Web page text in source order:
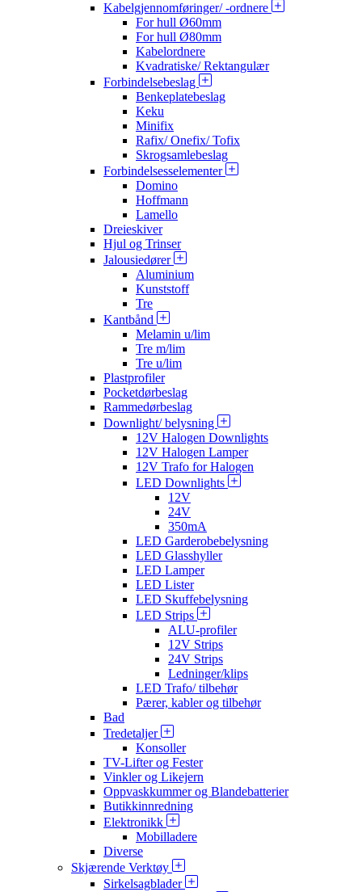
Kabelgjennomføringer/ -ordnere
For hull Ø60mm
For hull Ø80mm
Kabelordnere
Kvadratiske/ Rektangulær
Forbindelsebeslag
Benkeplatebeslag
Keku
Minifix
Rafix/ Onefix/ Tofix
Skrogsamlebeslag
Forbindelsesselementer
Domino
Hoffmann
Lamello
Dreieskiver
Hjul og Trinser
Jalousiedører
Aluminium
Kunststoff
Tre
Kantbånd
Melamin u/lim
Tre m/lim
Tre u/lim
Plastprofiler
Pocketdørbeslag
Rammedørbeslag
Downlight/ belysning
12V Halogen Downlights
12V Halogen Lamper
12V Trafo for Halogen
LED Downlights
12V
24V
350mA
LED Garderobebelysning
LED Glasshyller
LED Lamper
LED Lister
LED Skuffebelysning
LED Strips
ALU-profiler
12V Strips
24V Strips
Ledninger/klips
LED Trafo/ tilbehør
Pærer, kabler og tilbehør
Bad
Tredetaljer
Konsoller
TV-Lifter og Fester
Vinkler og Likejern
Oppvaskkummer og Blandebatterier
Butikkinnredning
Elektronikk
Mobilladere
Diverse
Skjærende Verktøy
Sirkelsagblader